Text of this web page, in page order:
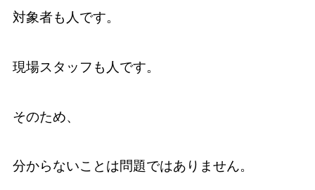
対象者も人です。
現場スタッフも人です。
そのため、
分からないことは問題ではありません。